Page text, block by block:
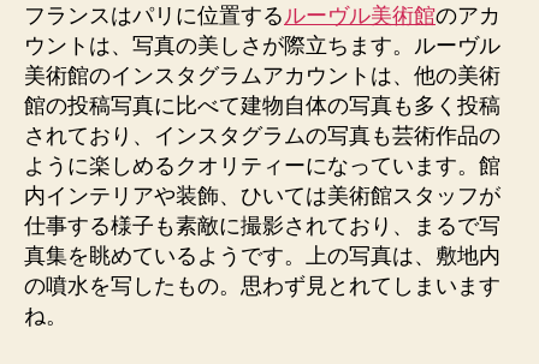
フランスはパリに位置するルーヴル美術館のアカ
ウントは、写真の美しさが際立ちます。ルーヴル
美術館のインスタグラムアカウントは、他の美術
館の投稿写真に比べて建物自体の写真も多く投稿
されており、インスタグラムの写真も芸術作品の
ように楽しめるクオリティーになっています。館
内インテリアや装飾、ひいては美術館スタッフが
仕事する様子も素敵に撮影されており、まるで写
真集を眺めているようです。上の写真は、敷地内
の噴水を写したもの。思わず見とれてしまいます
ね。